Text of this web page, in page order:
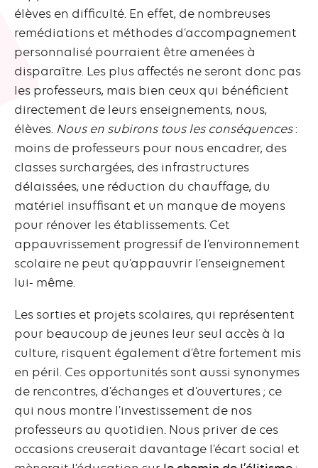
élèves en difficulté. En effet, de nombreuses
remédiations et méthodes d’accompagnement
personnalisé pourraient être amenées à
disparaître. Les plus affectés ne seront donc pas
les professeurs, mais bien ceux qui bénéficient
directement de leurs enseignements, nous,
élèves. Nous en subirons tous les conséquences:
moins de professeurs pour nous encadrer, des
classes surchargées, des infrastructures
délaissées, une réduction du chauffage, du
matériel insuffisant et un manque de moyens
pour rénover les établissements. Cet
appauvrissement progressif de l’environnement
scolaire ne peut qu’appauvrir l’enseignement
lui- même.
Les sorties et projets scolaires, qui représentent
pour beaucoup de jeunes leur seul accès à la
culture, risquent également d’être fortement mis
en péril. Ces opportunités sont aussi synonymes
de rencontres, d’échanges et d’ouvertures ; ce
qui nous montre l’investissement de nos
professeurs au quotidien. Nous priver de ces
occasions creuserait davantage l’écart social et